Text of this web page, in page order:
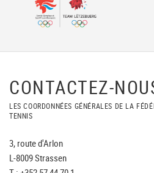
CONTACTEZ-
LES COORDONNÉES GÉNÉRALES DE LA
TENNIS
3, route d'Arlon
L-8009 Strassen